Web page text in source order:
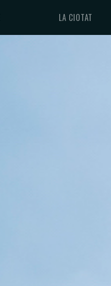
LA CIOTAT